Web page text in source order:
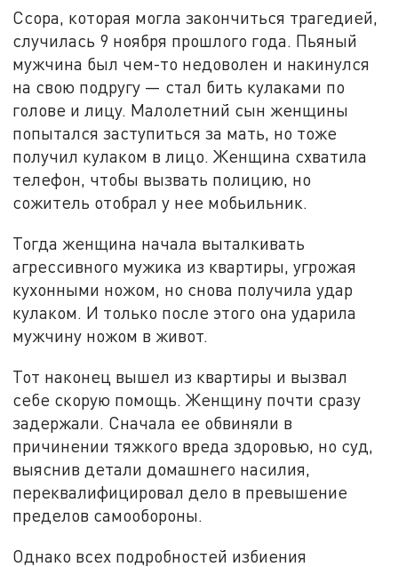
Ссора, которая могла закончиться трагедией,
случилась 9 ноября прошлого года. Пьяный
мужчина был чем-то недоволен и накинулся
на свою подругу — стал бить кулаками по
голове и лицу. Малолетний сын женщины
попытался заступиться за мать, но тоже
получил кулаком в лицо. Женщина схватила
телефон, чтобы вызвать полицию, но
сожитель отобрал у нее мобьильник.
Тогда женщина начала выталкивать
агрессивного мужика из квартиры, угрожая
кухонными ножом, но снова получила удар
кулаком. И только после этого она ударила
мужчину ножом в живот.
Тот наконец вышел из квартиры и вызвал
себе скорую помощь. Женщину почти сразу
задержали. Сначала ее обвиняли в
причинении тяжкого вреда здоровью, но суд,
выяснив детали домашнего насилия,
переквалифицировал дело в превышение
пределов самообороны.
Однако всех подробностей избиения